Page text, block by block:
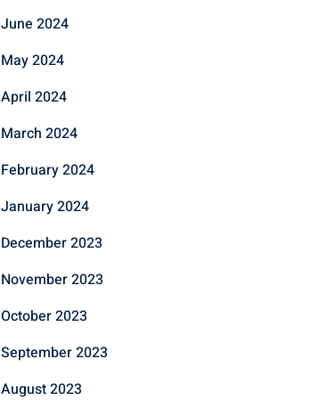
June 2024
May 2024
April 2024
March 2024
February 2024
January 2024
December 2023
November 2023
October 2023
September 2023
August 2023